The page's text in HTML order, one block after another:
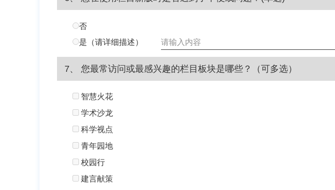
否
是（请详细描述）
7、 您最常访问或最感兴趣的栏目板块是哪些？（可多选）
智慧火花
学术沙龙
科学视点
青年园地
校园行
建言献策